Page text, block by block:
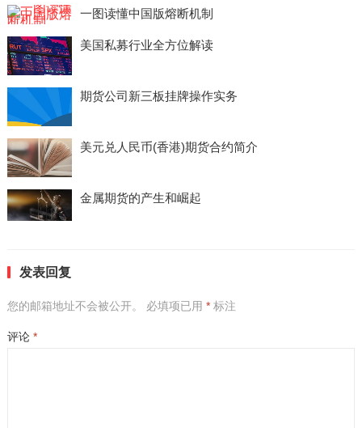
一图读懂中国版熔断机制
美国私募行业全方位解读
期货公司新三板挂牌操作实务
美元兑人民币(香港)期货合约简介
金属期货的产生和崛起
发表回复
您的邮箱地址不会被公开。 必填项已用 *标注
评论 *